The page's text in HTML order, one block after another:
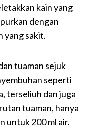
kain yang
dengan
yang sakit.
tuaman sejuk
seperti
terseliuh dan juga
tuaman, hanya
untuk 200 ml air.